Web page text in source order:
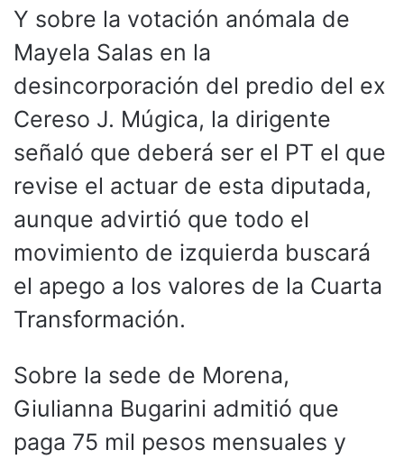
Y sobre la votación anómala de
Mayela Salas en la
desincorporación del predio del ex
Cereso J. Múgica, la dirigente
señaló que deberá ser el PT el que
revise el actuar de esta diputada,
aunque advirtió que todo el
movimiento de izquierda buscará
el apego a los valores de la Cuarta
Transformación.
Sobre la sede de Morena,
Giulianna Bugarini admitió que
paga 75 mil pesos mensuales y